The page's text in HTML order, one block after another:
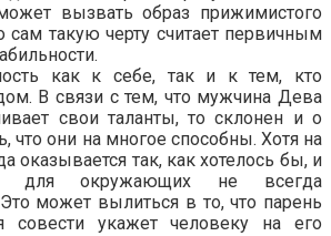
вызвать образ прижимистого
сам такую черту считает первичным
как к себе, так и к тем, кто
В связи с тем, что мужчина Дева
свои таланты, то склонен и о
что они на многое способны. Хотя на
оказывается так, как хотелось бы, и
для окружающих не всегда
может вылиться в то, что парень
совести укажет человеку на его